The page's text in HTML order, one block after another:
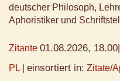
deutscher Philosoph,
Aphoristiker und
Zitante 01.08.2026, 18.00
PL
einsortiert in: Zitate/